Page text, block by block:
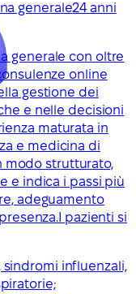
generale24 anni
generale con oltre
online
gestione dei
e nelle decisioni
maturata in
e medicina di
modo strutturato,
e indica i passi più
adeguamento
pazienti si
influenzali,